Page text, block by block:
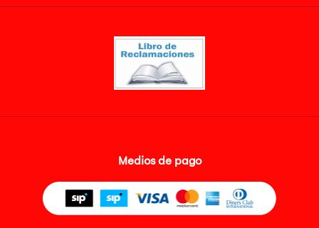
Medios de pago